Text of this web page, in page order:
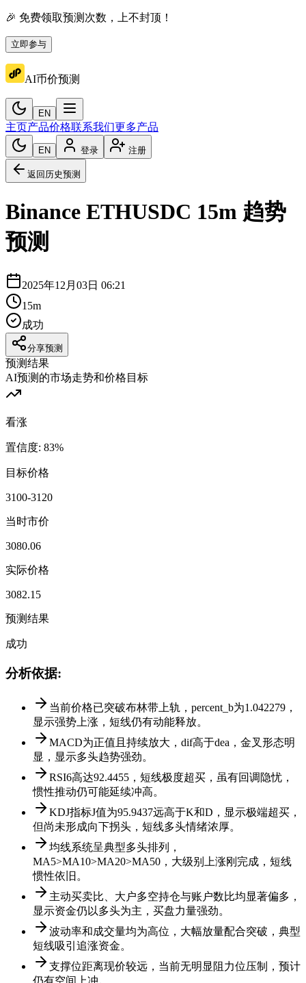
🎉 免费领取预测次数，上不封顶！
立即参与
AI币价预测
EN
主页产品价格联系我们更多产品
EN 登录 注册
返回历史预测
Binance ETHUSDC 15m 趋势
预测
2025年12月03日 06:21
15m
成功
分享预测
预测结果
AI预测的市场走势和价格目标
看涨
置信度: 83%
目标价格
3100-3120
当时市价
3080.06
实际价格
3082.15
预测结果
成功
分析依据:
当前价格已突破布林带上轨，percent_b为1.042279，
显示强势上涨，短线仍有动能释放。
MACD为正值且持续放大，dif高于dea，金叉形态明
显，显示多头趋势强劲。
RSI6高达92.4455，短线极度超买，虽有回调隐忧，
惯性推动仍可能延续冲高。
KDJ指标J值为95.9437远高于K和D，显示极端超买，
但尚未形成向下拐头，短线多头情绪浓厚。
均线系统呈典型多头排列，
MA5>MA10>MA20>MA50，大级别上涨刚完成，短线
惯性依旧。
主动买卖比、大户多空持仓与账户数比均显著偏多，
显示资金仍以多头为主，买盘力量强劲。
波动率和成交量均为高位，大幅放量配合突破，典型
短线吸引追涨资金。
支撑位距离现价较远，当前无明显阻力位压制，预计